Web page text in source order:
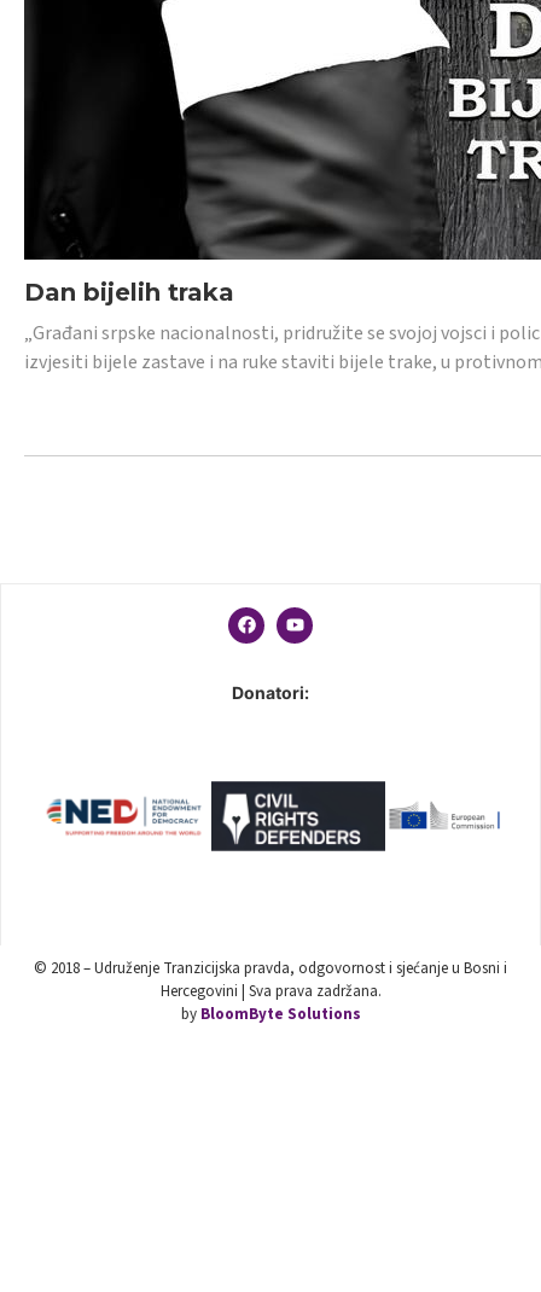
Dan bijelih traka
„Građani srpske nacionalnosti, pridružite se svojoj vojsci i
izvjesiti bijele zastave i na ruke staviti bijele trake, u
Donatori:
© 2018 – Udruženje Tranzicijska pravda, odgovornost i sjećanje u Bosni i
Hercegovini | Sva prava zadržana.
by BloomByte Solutions